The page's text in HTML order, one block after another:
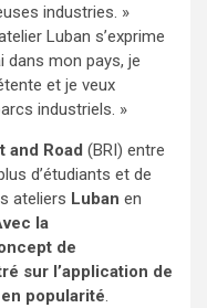
industries. »
Luban s’exprime
dans mon pays, je
et je veux
industriels. »
and Road (BRI) entre
d’étudiants et de
ateliers Luban en
la
de
sur l’application de
popularité.